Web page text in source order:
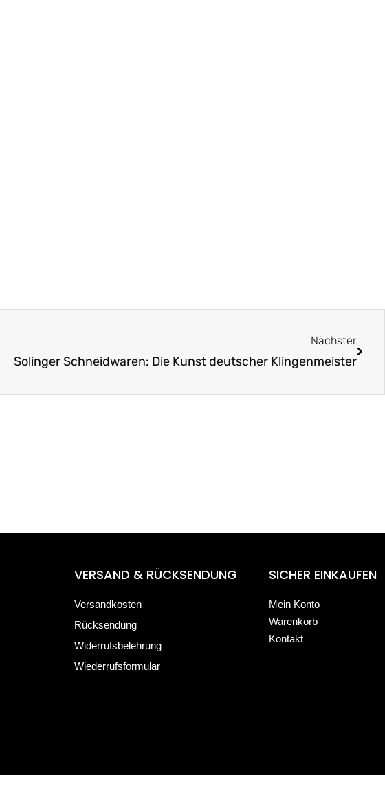
Nächster
Solinger Schneidwaren: Die Kunst deutscher Klingenmeister
VERSAND & RÜCKSENDUNG
Versandkosten
Rücksendung
Widerrufsbelehrung
Wiederrufsformular
SICHER EINKAUFEN
Mein Konto
Warenkorb
Kontakt